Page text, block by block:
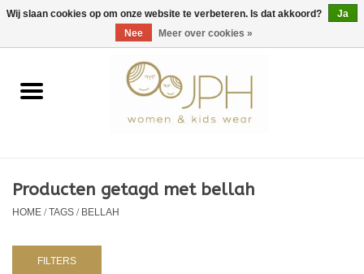
EUR/GBP/USD 0 Artikelen - €0,00
Home
Kids
Producten getagd met bellah
HOME/TAGS/BELLAH
FILTERS
Wij slaan cookies op om onze website te verbeteren. Is dat akkoord?
Ja
Nee
Meer over cookies »